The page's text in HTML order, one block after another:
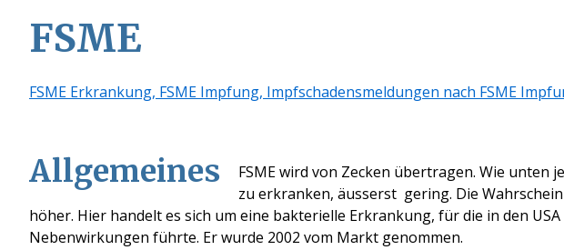
FSME
FSME Erkrankung, FSME Impfung, Impfschadensmeldungen nach FSME
Allgemeines
FSME wird von Zecken übertragen. Wie unten
zu erkranken, äusserst gering. Die
höher. Hier handelt es sich um eine bakterielle Erkrankung, für die in den
Nebenwirkungen führte. Er wurde 2002 vom Markt genommen.